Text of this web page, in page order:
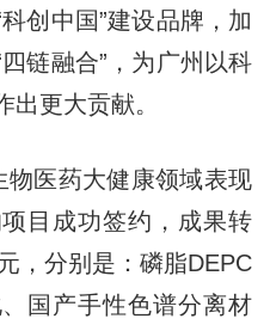
创中国”建设品牌，加
链融合”，为广州以科
更大贡献。
医药大健康领域表现
目成功签约，成果转
，分别是：磷脂DEPC
国产手性色谱分离材